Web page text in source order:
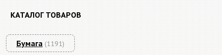
КАТАЛОГ ТОВАРОВ
Бумага (1191)